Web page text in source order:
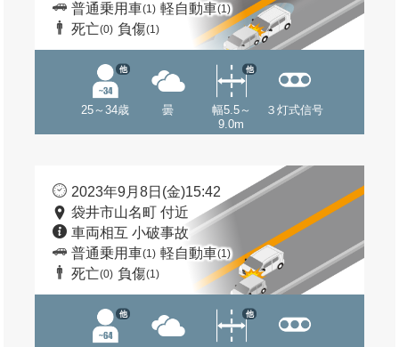
普通乗用車(1) 軽自動車(1)
死亡(0) 負傷(1)
25～34歳
他
曇
幅5.5～
9.0m
他
３灯式信号
2023年9月8日(金)15:42
袋井市山名町 付近
車両相互 小破事故
普通乗用車(1) 軽自動車(1)
死亡(0) 負傷(1)
他 他